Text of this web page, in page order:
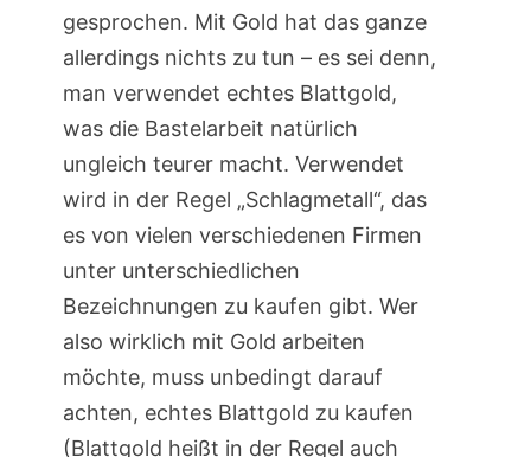
gesprochen. Mit Gold hat das ganze
allerdings nichts zu tun – es sei denn,
man verwendet echtes Blattgold,
was die Bastelarbeit natürlich
ungleich teurer macht. Verwendet
wird in der Regel „Schlagmetall“, das
es von vielen verschiedenen Firmen
unter unterschiedlichen
Bezeichnungen zu kaufen gibt. Wer
also wirklich mit Gold arbeiten
möchte, muss unbedingt darauf
achten, echtes Blattgold zu kaufen
(Blattgold heißt in der Regel auch